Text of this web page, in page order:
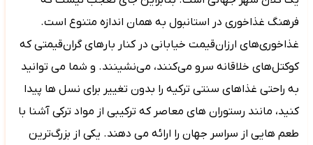
فرهنگ غذاخوری در استانبول به همان اندازه متنوع است.
غذاخوری‌های ارزان‌قیمت خیابانی در کنار بارهای گران‌قیمتی که
کوکتل‌های خلاقانه سرو می‌کنند، می‌نشینند. و شما می توانید
به راحتی غذاهای سنتی ترکیه را بدون تغییر برای نسل ها پیدا
کنید، مانند رستوران های معاصر که ترکیبی از مواد ترکی آشنا با
طعم هایی از سراسر جهان را ارائه می دهند. یکی از بزرگ‌ترین